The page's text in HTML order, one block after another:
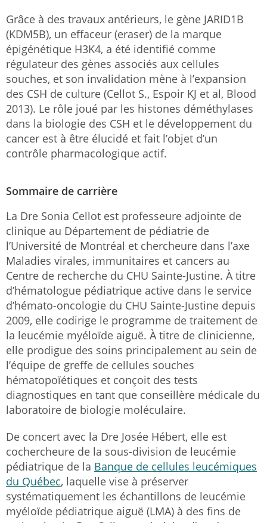
Grâce à des travaux antérieurs, le gène JARID1B
(KDM5B), un effaceur (eraser) de la marque
épigénétique H3K4, a été identifié comme
régulateur des gènes associés aux cellules
souches, et son invalidation mène à l’expansion
des CSH de culture (Cellot S., Espoir KJ et al, Blood
2013). Le rôle joué par les histones déméthylases
dans la biologie des CSH et le développement du
cancer est à être élucidé et fait l’objet d’un
contrôle pharmacologique actif.
Sommaire de carrière
La Dre Sonia Cellot est professeure adjointe de
clinique au Département de pédiatrie de
l’Université de Montréal et chercheure dans l’axe
Maladies virales, immunitaires et cancers au
Centre de recherche du CHU Sainte-Justine. À titre
d’hématologue pédiatrique active dans le service
d’hémato-oncologie du CHU Sainte-Justine depuis
2009, elle codirige le programme de traitement de
la leucémie myéloïde aiguë. À titre de clinicienne,
elle prodigue des soins principalement au sein de
l’équipe de greffe de cellules souches
hématopoïétiques et conçoit des tests
diagnostiques en tant que conseillère médicale du
laboratoire de biologie moléculaire.
De concert avec la Dre Josée Hébert, elle est
cochercheure de la sous-division de leucémie
pédiatrique de la Banque de cellules leucémiques
du Québec, laquelle vise à préserver
systématiquement les échantillons de leucémie
myéloïde pédiatrique aiguë (LMA) à des fins de